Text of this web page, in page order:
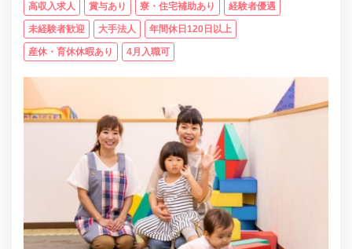
高収入求人 賞与あり 寮・住宅補助あり 経験者優遇
未経験者歓迎 大手法人 年間休日120日以上
産休・育休休暇あり 4月入職可